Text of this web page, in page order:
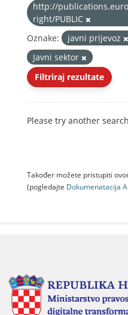
http://
right/PUBLIC
Oznake:
javni prijevoz
Javni sektor
Filtriraj rezultate
Please try another
Također možete pristupiti
(pogledajte Dokumenаtаcijа